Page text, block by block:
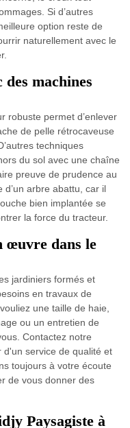
Si d’autres
option reste de
naturellement avec le
des machines
robuste permet d’enlever
de pelle rétrocaveuse
techniques
du sol avec une chaîne
preuve de prudence au
arbre abattu, car il
bien implantée se
la force du tracteur.
œuvre dans le
jardiniers formés et
en travaux de
une taille de haie,
ou un entretien de
Contactez notre
d'un service de qualité et
toujours à votre écoute
de vous donner des
Paysagiste à